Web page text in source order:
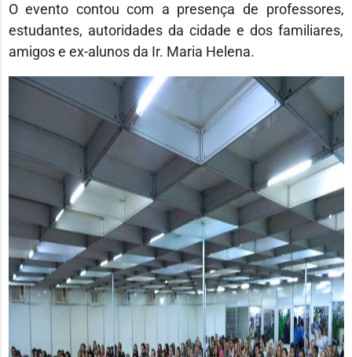
O evento contou com a presença de professores,
estudantes, autoridades da cidade e dos familiares,
amigos e ex-alunos da Ir. Maria Helena.